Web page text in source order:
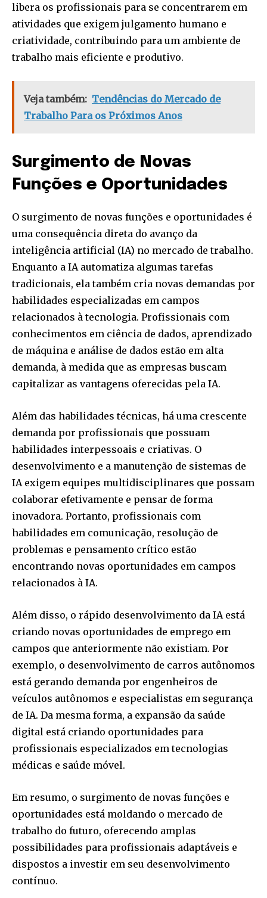
libera os profissionais para se concentrarem em
atividades que exigem julgamento humano e
criatividade, contribuindo para um ambiente de
trabalho mais eficiente e produtivo.
Veja também: Tendências do Mercado de
Trabalho Para os Próximos Anos
Surgimento de Novas
Funções e Oportunidades
O surgimento de novas funções e oportunidades é
uma consequência direta do avanço da
inteligência artificial (IA) no mercado de trabalho.
Enquanto a IA automatiza algumas tarefas
tradicionais, ela também cria novas demandas por
habilidades especializadas em campos
relacionados à tecnologia. Profissionais com
conhecimentos em ciência de dados, aprendizado
de máquina e análise de dados estão em alta
demanda, à medida que as empresas buscam
capitalizar as vantagens oferecidas pela IA.
Além das habilidades técnicas, há uma crescente
demanda por profissionais que possuam
habilidades interpessoais e criativas. O
desenvolvimento e a manutenção de sistemas de
IA exigem equipes multidisciplinares que possam
colaborar efetivamente e pensar de forma
inovadora. Portanto, profissionais com
habilidades em comunicação, resolução de
problemas e pensamento crítico estão
encontrando novas oportunidades em campos
relacionados à IA.
Além disso, o rápido desenvolvimento da IA está
criando novas oportunidades de emprego em
campos que anteriormente não existiam. Por
exemplo, o desenvolvimento de carros autônomos
está gerando demanda por engenheiros de
veículos autônomos e especialistas em segurança
de IA. Da mesma forma, a expansão da saúde
digital está criando oportunidades para
profissionais especializados em tecnologias
médicas e saúde móvel.
Em resumo, o surgimento de novas funções e
oportunidades está moldando o mercado de
trabalho do futuro, oferecendo amplas
possibilidades para profissionais adaptáveis e
dispostos a investir em seu desenvolvimento
contínuo.